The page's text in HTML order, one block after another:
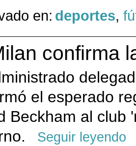
en: deportes,
confirma
el esperado
Beckham al club
Seguir leyendo